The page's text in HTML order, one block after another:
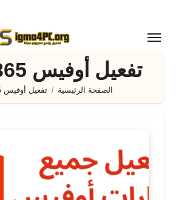
المحتوى
تفعيل أوفيس 365 للماك
الصفحة الرئيسية تفعيل أوفيس 365 للماك